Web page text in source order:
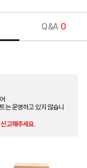
Q&A 0
는 운영하고 있지 않습니
고해주세요.